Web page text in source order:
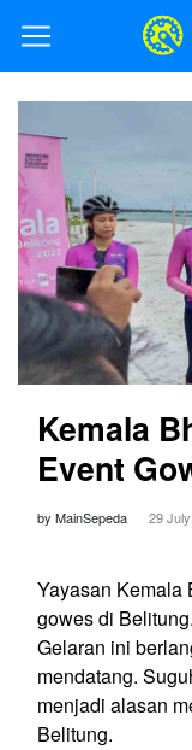
Kemala
Event
by MainSepeda 29
Yayasan Kemala
gowes di
Gelaran ini
mendatang.
menjadi alasan
Belitung.